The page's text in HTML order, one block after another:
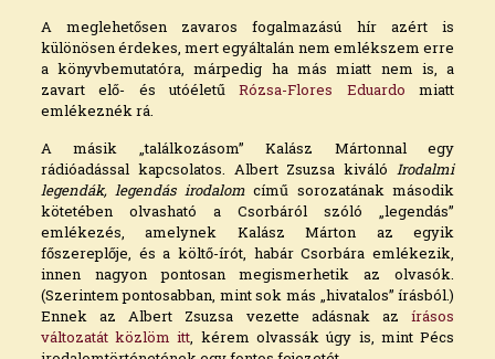
A meglehetősen zavaros fogalmazású hír azért is
különösen érdekes, mert egyáltalán nem emlékszem erre
a könyvbemutatóra, márpedig ha más miatt nem is, a
zavart elő- és utóéletűRózsa-Flores Eduardo miatt
emlékeznék rá.
A másik „találkozásom” Kalász Mártonnal egy
rádióadással kapcsolatos. Albert Zsuzsa kiválóIrodalmi
legendák, legendás irodalomcímű sorozatának második
kötetében olvasható a Csorbáról szóló „legendás”
emlékezés, amelynek Kalász Márton az egyik
főszereplője, és a költő-írót, habár Csorbára emlékezik,
innen nagyon pontosan megismerhetik az olvasók.
(Szerintem pontosabban, mint sok más „hivatalos” írásból.)
Ennek az Albert Zsuzsa vezette adásnak azírásos
változatát közlöm itt, kérem olvassák úgy is, mint Pécs